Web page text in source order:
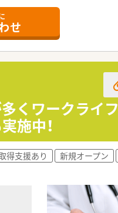
い環境となっています。
60枚ほど対応しています
しのよい明るい社風です。
生の充実も予定していま
を自然と高めている環境
相談できる良好な関係性
分のペースで身につけら
やすい環境が整っていま
りたいと考えている方に
を幅広く高めたい方に適
供したいと強く願う方
せ
くワークライ
施中！
得支援あり 新規オープン